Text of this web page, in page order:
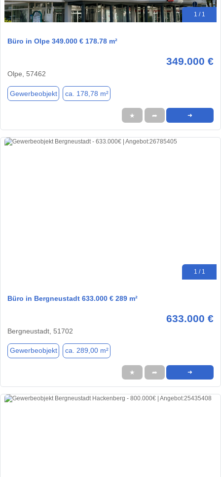
1 / 1
Büro in Olpe 349.000 € 178.78 m²
349.000 €
Olpe, 57462
Gewerbeobjekt ca. 178,78 m²
★ ➦ ➜
1 / 1
Büro in Bergneustadt 633.000 € 289 m²
633.000 €
Bergneustadt, 51702
Gewerbeobjekt ca. 289,00 m²
★ ➦ ➜